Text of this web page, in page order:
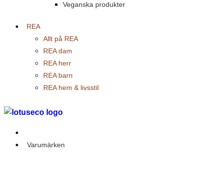
Veganska produkter
REA
Allt på REA
REA dam
REA herr
REA barn
REA hem & livsstil
Varumärken